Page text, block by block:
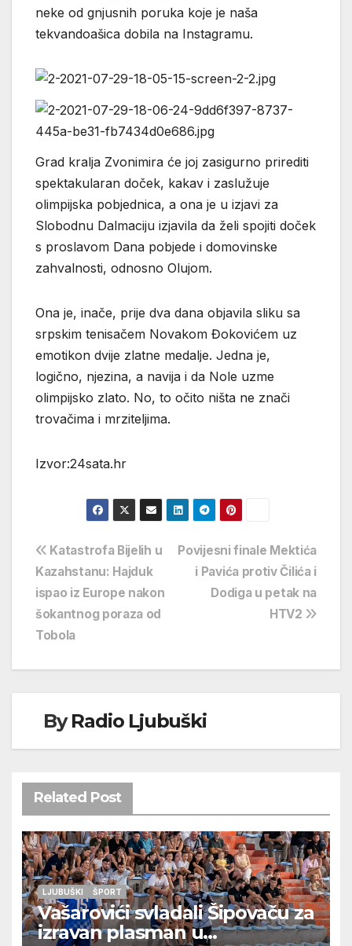
neke od gnjusnih poruka koje je naša
tekvandoašica dobila na Instagramu.
Grad kralja Zvonimira će joj zasigurno prirediti
spektakularan doček, kakav i zaslužuje
olimpijska pobjednica, a ona je u izjavi za
Slobodnu Dalmaciju izjavila da želi spojiti doček
s proslavom Dana pobjede i domovinske
zahvalnosti, odnosno Olujom.
Ona je, inače, prije dva dana objavila sliku sa
srpskim tenisačem Novakom Đokovićem uz
emotikon dvije zlatne medalje. Jedna je,
logično, njezina, a navija i da Nole uzme
olimpijsko zlato. No, to očito ništa ne znači
trovačima i mrziteljima.
Izvor:24sata.hr
Navigacija
objava
Povijesni finale Mektića
i Pavića protiv Čilića i
Dodiga u petak na
HTV2
Katastrofa Bijelih u
Kazahstanu: Hajduk
ispao iz Europe nakon
šokantnog poraza od
Tobola
ByRadio Ljubuški
Related Post
LJUBUŠKI ŠPORT
Vašarovići svladali Šipovaču za
izravan plasman u